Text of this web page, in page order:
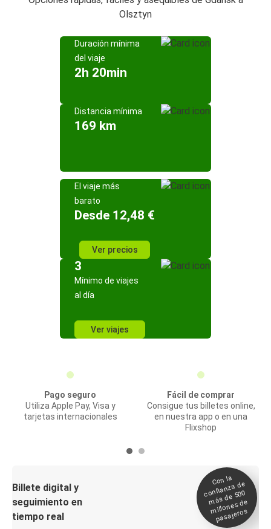
Olsztyn
Duración mínima
del viaje
2h 20min
Distancia mínima
169 km
El viaje más
barato
Desde 12,48 €
Ver precios
3
Mínimo de viajes
al día
Ver viajes
Pago seguro
Utiliza Apple Pay, Visa y
tarjetas internacionales
Fácil de comprar
Consigue tus billetes online,
en nuestra app o en una
Flixshop
Billete digital y
seguimiento en
tiempo real
Con la
confianza de
más de 500
millones de
pasajeros